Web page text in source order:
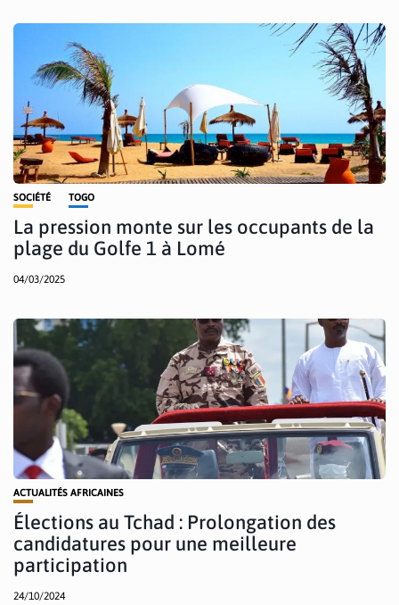
SOCIÉTÉ TOGO
La pression monte sur les occupants de la
plage du Golfe 1 à Lomé
04/03/2025
ACTUALITÉS AFRICAINES
Élections au Tchad : Prolongation des
candidatures pour une meilleure
participation
24/10/2024